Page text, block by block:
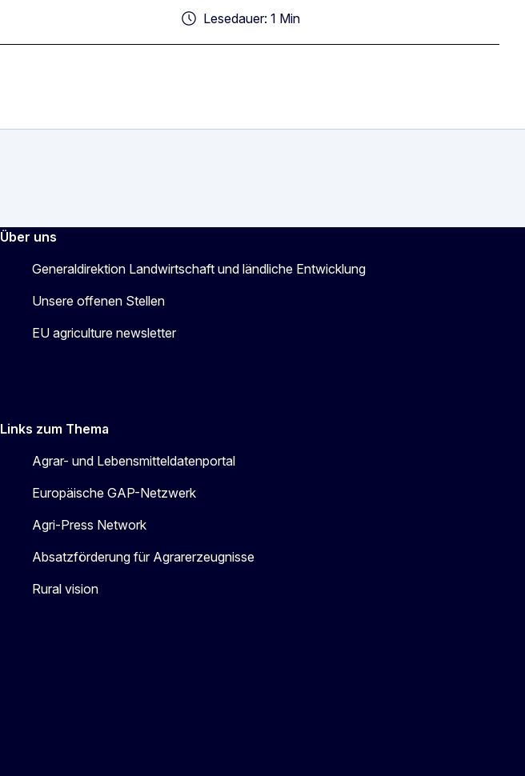
Lesedauer: 1 Min
Über uns
Generaldirektion Landwirtschaft und ländliche Entwicklung
Unsere offenen Stellen
EU agriculture newsletter
Links zum Thema
Agrar- und Lebensmitteldatenportal
Europäische GAP-Netzwerk
Agri-Press Network
Absatzförderung für Agrarerzeugnisse
Rural vision